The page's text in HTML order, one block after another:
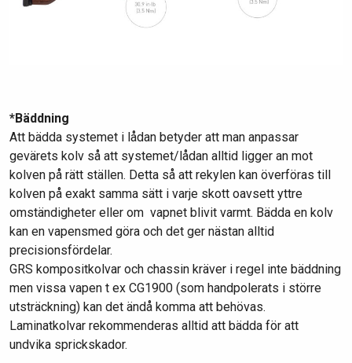
*Bäddning
Att bädda systemet i lådan betyder att man anpassar
gevärets kolv så att systemet/lådan alltid ligger an mot
kolven på rätt ställen. Detta så att rekylen kan överföras till
kolven på exakt samma sätt i varje skott oavsett yttre
omständigheter eller om vapnet blivit varmt. Bädda en kolv
kan en vapensmed göra och det ger nästan alltid
precisionsfördelar.
GRS kompositkolvar och chassin kräver i regel inte bäddning
men vissa vapen t ex CG1900 (som handpolerats i större
utsträckning) kan det ändå komma att behövas.
Laminatkolvar rekommenderas alltid att bädda för att
undvika sprickskador.